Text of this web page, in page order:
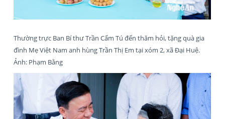
Thường trực Ban Bí thư Trần Cẩm Tú đến thăm hỏi, tặng quà gia
đình Mẹ Việt Nam anh hùng Trần Thị Em tại xóm 2, xã Đại Huệ.
Ảnh: Phạm Bằng